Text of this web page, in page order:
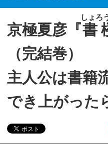
京極夏彦『書
しょろ
（完結巻）
主人公は書籍
でき上がった